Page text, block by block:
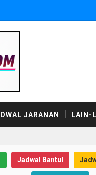
JARANAN LAIN-
Jadwal Bantul